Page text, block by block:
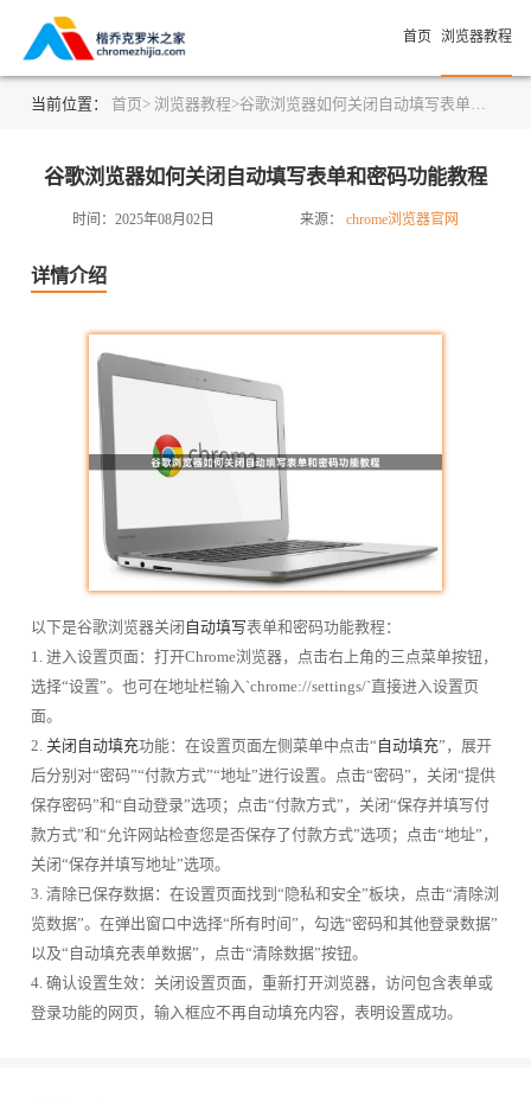
首页 浏览器教程
当前位置： 首页> 浏览器教程>谷歌浏览器如何关闭自动填写表单和密码功能教程
谷歌浏览器如何关闭自动填写表单和密码功能教程
时间：2025年08月02日 来源： chrome浏览器官网
详情介绍
以下是谷歌浏览器关闭 自动填写表单和密码功能教程：
1. 进入设置页面：打开Chrome浏览器，点击右上角的三点菜单按钮，
选择“设置”。也可在地址栏输入`chrome://settings/`直接进入设置页
面。
2. 关闭自动填充功能：在设置页面左侧菜单中点击“ 自动填充”，展开
后分别对“密码”“付款方式”“地址”进行设置。点击“密码”，关闭“提供
保存密码”和“自动登录”选项；点击“付款方式”，关闭“保存并填写付
款方式”和“允许网站检查您是否保存了付款方式”选项；点击“地址”，
关闭“保存并填写地址”选项。
3. 清除已保存数据：在设置页面找到“隐私和安全”板块，点击“清除浏
览数据”。在弹出窗口中选择“所有时间”，勾选“密码和其他登录数据”
以及“自动填充表单数据”，点击“清除数据”按钮。
4. 确认设置生效：关闭设置页面，重新打开浏览器，访问包含表单或
登录功能的网页，输入框应不再自动填充内容，表明设置成功。